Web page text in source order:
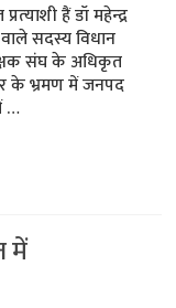
हैं डॉ महेन्‍द्र
सदस्य विधान
संघ के अधिकृत
के भ्रमण में जनपद
…
में